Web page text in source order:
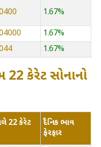
1.67%
1.67%
1.67%
22 કેરેટ સોનાનો
22 કેરેટ
દૈનિક ભાવ
ફેરફાર